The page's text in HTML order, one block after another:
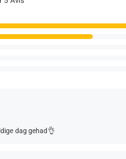
dag gehad👌